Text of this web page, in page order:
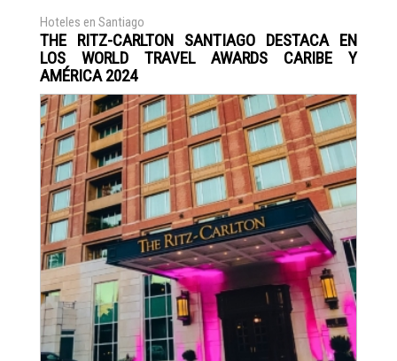
Hoteles en Santiago
THE RITZ-CARLTON SANTIAGO DESTACA EN
LOS WORLD TRAVEL AWARDS CARIBE Y
AMÉRICA 2024